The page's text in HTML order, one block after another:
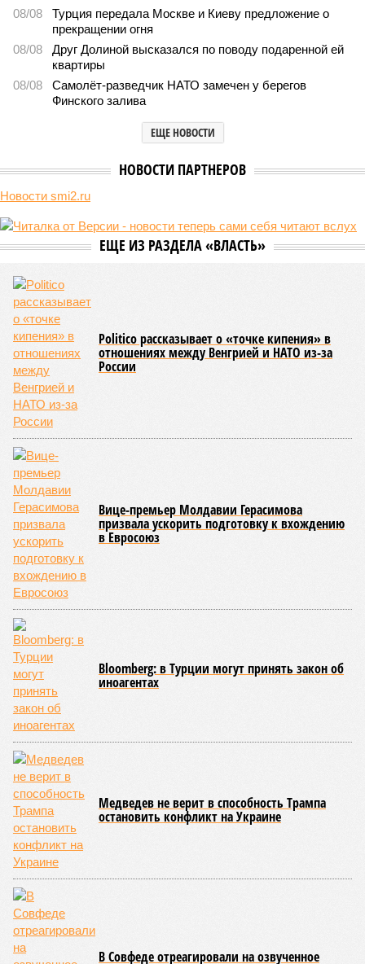
«Станция Л» продолжают ждать от компании Capital Group начала
реальной достройки (изображение сгенерировано ИИ)
Пока в Ярославском районе СВАО дольщики «Сказочного леса»
заключение о соответствии проектной документации и
совсем недалеко, в паре станций метро южнее, на Люблинской
ЖК «Светлый мир «Станция Л»: та же группа компаний-
схема достройки через Capital Group осенью 2024 года, но
за прошедшие два года результатов, по словам дольщиков,
практически не видно. По
порталов, первую очередь ЖК строители обещают сдать к
декабрю 2026 г., вторую – к марту 2028-го. Но никто при
этом из кураторов стройки не задается вопросом: как эти
сроки должны материализоваться? На строительной
площадке, по свидетельствам дольщиков, регулярно
бывающих у забора, какая-либо техника отсутствует. Ни
бетононасосов, ни работающих кранов, ни признаков
мобилизации подрядчиков. При том, что до «декабря 2026»
осталось менее полугода.
Если в «Сказочном лесу» техзаказчик публично
отчитывался о поэтапной готовности – 90%, затем 97%, с
конкретными инженерными работами (усиление
монолитных конструкций, устранение проектных ошибок) –
то по «Станции Л» подобной публичной отчётности
дольщики не видят. Ни Capital Group, ни кураторы
строительства не подтверждают ни соблюдения графика
строительства, ни объёма фактически выполненных работ.
Напрашивается закономерный вопрос: если
декларируемая «Capital Group модель (достраивать
проблемные объекты SSD») сработала на
Лосиноостровской, почему она не масштабируется на
Люблино? И означает ли отсутствие техники на площадке,
что в реальности подрядчик по «Станции Л» ещё даже не
определён?Митинги
2025–2026 годах, похоже, не изменили ситуацию.
последние месяцы в личном общении нам перестали
называть даже ориентировочные сроки», – рассказывают
расстроенные дольщики.
Казалось бы, формально ответственность по
достраиванию объекта распределена. Seven Suns
Development – банкрот, часть его структур признана
несостоятельной ещё в 2024 году, бенефициар компании
находится под следствием по ст. 200.3 УК РФ. Достройку
проблемных объектов группы – «Станции Л», «Сказочного
леса» и «В стремлении к свету», согласно информации на